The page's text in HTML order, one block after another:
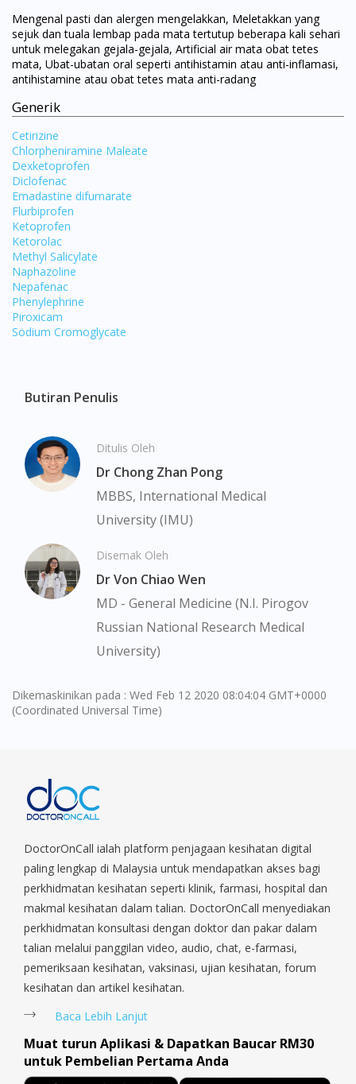
Visit DoctorOnCall Singapore
You seem to be shopping from Singapore
You are currently on DoctorOnCall.com.my, our Malaysian
site.
DoctorOnCall Singapore
Continue to DoctorOnCall Singapore
No, please do not redirect me
Mengenal pasti dan alergen mengelakkan, Meletakkan yang
sejuk dan tuala lembap pada mata tertutup beberapa kali sehari
untuk melegakan gejala-gejala, Artificial air mata obat tetes
mata, Ubat-ubatan oral seperti antihistamin atau anti-inflamasi,
antihistamine atau obat tetes mata anti-radang
Generik
Cetirizine
Chlorpheniramine Maleate
Dexketoprofen
Diclofenac
Emadastine difumarate
Flurbiprofen
Ketoprofen
Ketorolac
Methyl Salicylate
Naphazoline
Nepafenac
Phenylephrine
Piroxicam
Sodium Cromoglycate
Butiran Penulis
Ditulis Oleh
Dr Chong Zhan Pong
MBBS, International Medical
University (IMU)
Disemak Oleh
Dr Von Chiao Wen
MD - General Medicine (N.I. Pirogov
Russian National Research Medical
University)
Dikemaskinikan pada : Wed Feb 12 2020 08:04:04 GMT+0000
(Coordinated Universal Time)
DoctorOnCall ialah platform penjagaan kesihatan digital
paling lengkap di Malaysia untuk mendapatkan akses bagi
perkhidmatan kesihatan seperti klinik, farmasi, hospital dan
makmal kesihatan dalam talian. DoctorOnCall menyediakan
perkhidmatan konsultasi dengan doktor dan pakar dalam
talian melalui panggilan video, audio, chat, e-farmasi,
pemeriksaan kesihatan, vaksinasi, ujian kesihatan, forum
kesihatan dan artikel kesihatan.
Baca Lebih Lanjut
Muat turun Aplikasi & Dapatkan Baucar RM30
untuk Pembelian Pertama Anda